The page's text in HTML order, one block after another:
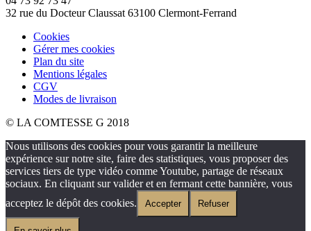
32 rue du Docteur Claussat 63100 Clermont-Ferrand
Cookies
Gérer mes cookies
Plan du site
Mentions légales
CGV
Modes de livraison
© LA COMTESSE G 2018
Nous utilisons des cookies pour vous garantir la meilleure
expérience sur notre site, faire des statistiques, vous proposer des
services tiers de type vidéo comme Youtube, partage de réseaux
sociaux. En cliquant sur valider et en fermant cette bannière, vous
acceptez le dépôt des cookies.
Accepter Refuser